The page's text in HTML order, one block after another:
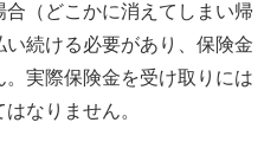
（どこかに消えてしまい帰
続ける必要があり、保険金
実際保険金を受け取りには
なりません。